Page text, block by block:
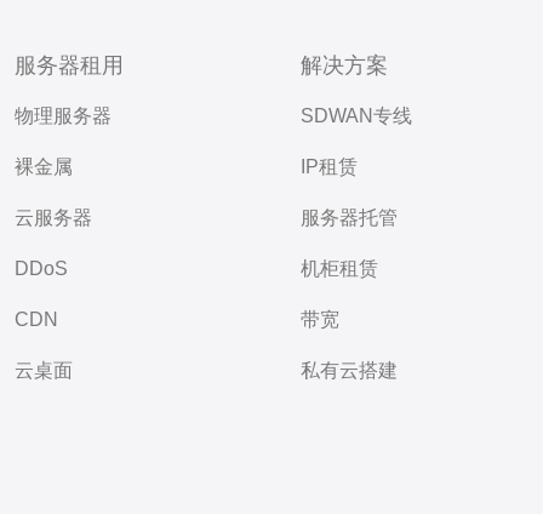
服务器租用
物理服务器
裸金属
云服务器
DDoS
CDN
云桌面
解决方案
SDWAN专线
IP租赁
服务器托管
机柜租赁
带宽
私有云搭建